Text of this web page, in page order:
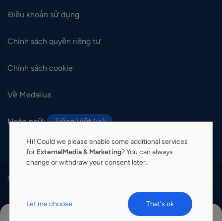
Điều khoản sử dụng
Chính sách quyền riêng tư
Chính sách cookie
Về Medalius
Ngôn ngữ: Tiếng Việt (vi)
© 2026 Medalius. Tất cả các quyền được bảo lưu.
Hi! Could we please enable some additional services
for ExternalMedia & Marketing? You can always
change or withdraw your consent later.
Let me choose That's ok